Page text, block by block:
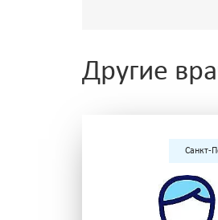
Другие
Санкт-